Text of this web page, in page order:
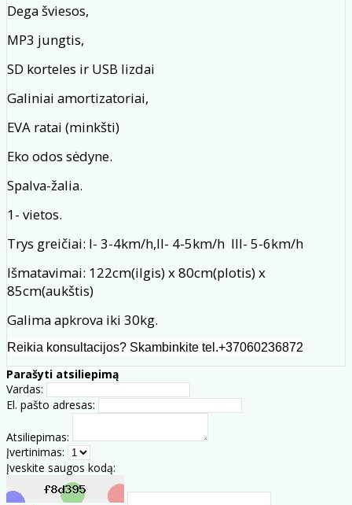
Dega šviesos,
MP3 jungtis,
SD korteles ir USB lizdai
Galiniai amortizatoriai,
EVA ratai (minkšti)
Eko odos sėdyne.
Spalva-žalia.
1- vietos.
Trys greičiai: I- 3-4km/h,II- 4-5km/h III- 5-6km/h
Išmatavimai: 122cm(ilgis) x 80cm(plotis) x
85cm(aukštis)
Galima apkrova iki 30kg.
Reikia konsultacijos? Skambinkite tel.+37060236872
Parašyti atsiliepimą
Vardas:
El. pašto adresas:
Atsiliepimas:
Įvertinimas:
Įveskite saugos kodą: